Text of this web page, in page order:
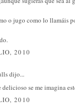
o jugo como lo llamáis
2010
dijo...
delicioso se me imagina
2010